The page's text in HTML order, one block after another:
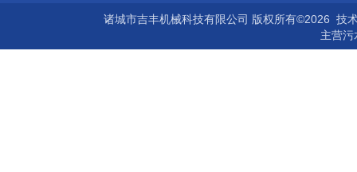
诸城市吉丰机械科技有限公司 版权所有©2026 技
主营污